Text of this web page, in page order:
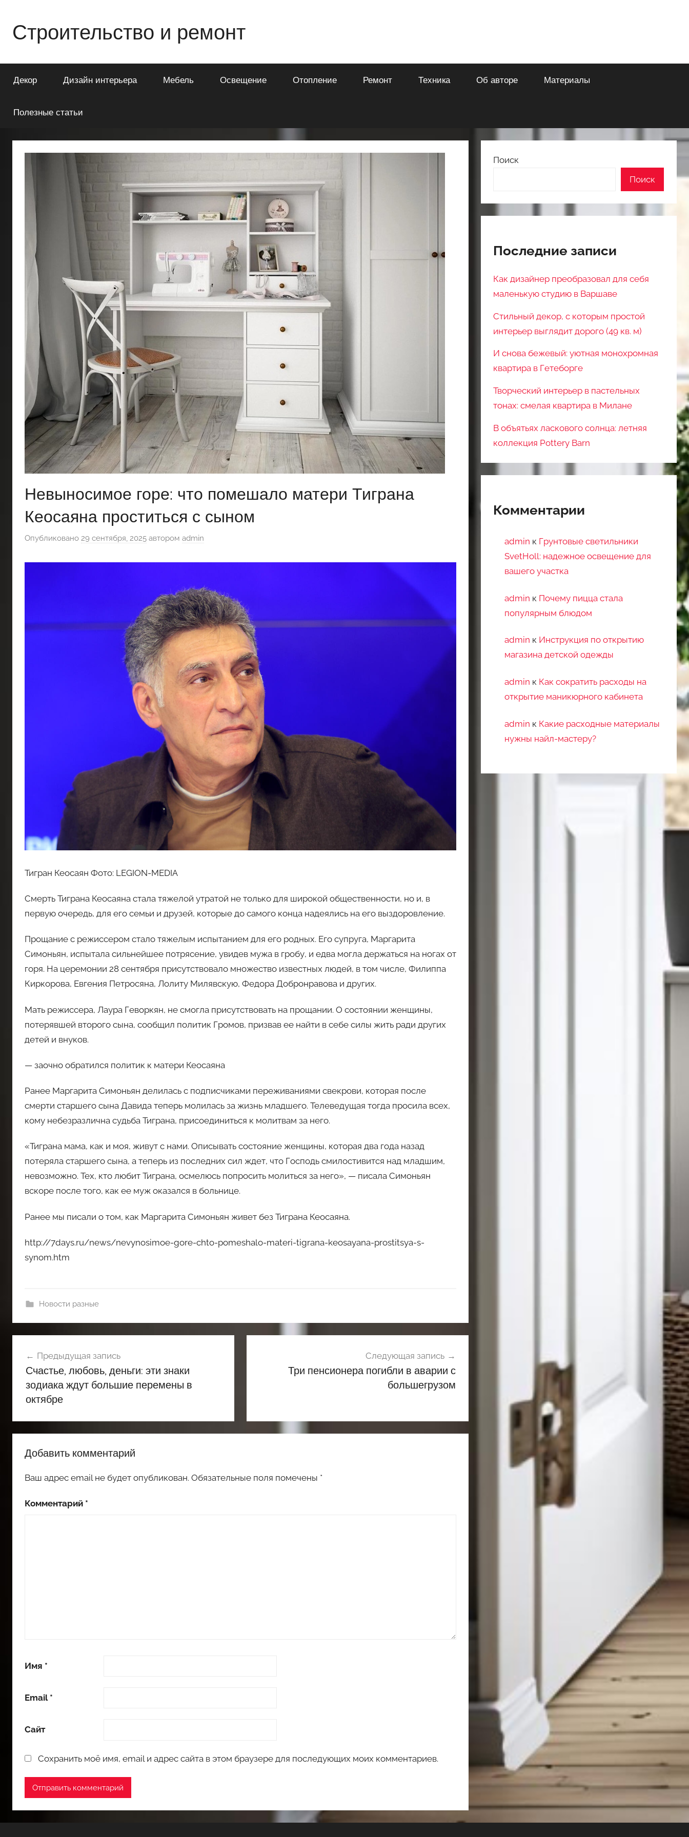
содержимому
Строительство и ремонт
о
строительстве
Декор Дизайн интерьера Мебель Освещение Отопление Ремонт Техника Об авторе Материалы
Полезные статьи
Невыносимое горе: что помешало матери Тиграна
Кеосаяна проститься с сыном
Опубликовано 29 сентября, 2025 автором admin
Тигран Кеосаян Фото: LEGION-MEDIA
Смерть Тиграна Кеосаяна стала тяжелой утратой не только для широкой общественности, но и, в
первую очередь, для его семьи и друзей, которые до самого конца надеялись на его выздоровление.
Прощание с режиссером стало тяжелым испытанием для его родных. Его супруга, Маргарита
Симоньян, испытала сильнейшее потрясение, увидев мужа в гробу, и едва могла держаться на ногах от
горя. На церемонии 28 сентября присутствовало множество известных людей, в том числе, Филиппа
Киркорова, Евгения Петросяна, Лолиту Милявскую, Федора Добронравова и других.
Мать режиссера, Лаура Геворкян, не смогла присутствовать на прощании. О состоянии женщины,
потерявшей второго сына, сообщил политик Громов, призвав ее найти в себе силы жить ради других
детей и внуков.
— заочно обратился политик к матери Кеосаяна
Ранее Маргарита Симоньян делилась с подписчиками переживаниями свекрови, которая после
смерти старшего сына Давида теперь молилась за жизнь младшего. Телеведущая тогда просила всех,
кому небезразлична судьба Тиграна, присоединиться к молитвам за него.
«Тиграна мама, как и моя, живут с нами. Описывать состояние женщины, которая два года назад
потеряла старшего сына, а теперь из последних сил ждет, что Господь смилостивится над младшим,
невозможно. Тех, кто любит Тиграна, осмелюсь попросить молиться за него», — писала Симоньян
вскоре после того, как ее муж оказался в больнице.
Ранее мы писали о том, как Маргарита Симоньян живет без Тиграна Кеосаяна.
http://7days.ru/news/nevynosimoe-gore-chto-pomeshalo-materi-tigrana-keosayana-prostitsya-s-
synom.htm
Новости разные
по
записям
Предыдущая запись
Счастье, любовь, деньги: эти знаки
зодиака ждут большие перемены в
октябре
Следующая запись
Три пенсионера погибли в аварии с
большегрузом
Добавить комментарий
Ваш адрес email не будет опубликован. Обязательные поля помечены *
Комментарий *
Имя *
Email *
Сайт
Сохранить моё имя, email и адрес сайта в этом браузере для последующих моих комментариев.
Поиск
Поиск
Последние записи
Как дизайнер преобразовал для себя
маленькую студию в Варшаве
Стильный декор, с которым простой
интерьер выглядит дорого (49 кв. м)
И снова бежевый: уютная монохромная
квартира в Гетеборге
Творческий интерьер в пастельных
тонах: смелая квартира в Милане
В объятьях ласкового солнца: летняя
коллекция Pottery Barn
Комментарии
admin к Грунтовые светильники
SvetHoll: надежное освещение для
вашего участка
admin к Почему пицца стала
популярным блюдом
admin к Инструкция по открытию
магазина детской одежды
admin к Как сократить расходы на
открытие маникюрного кабинета
admin к Какие расходные материалы
нужны найл-мастеру?